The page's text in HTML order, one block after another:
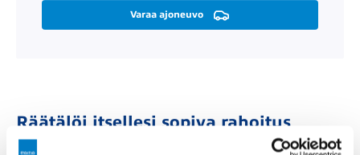
Varaa ajoneuvo
Räätälöi itsellesi sopiva rahoitus